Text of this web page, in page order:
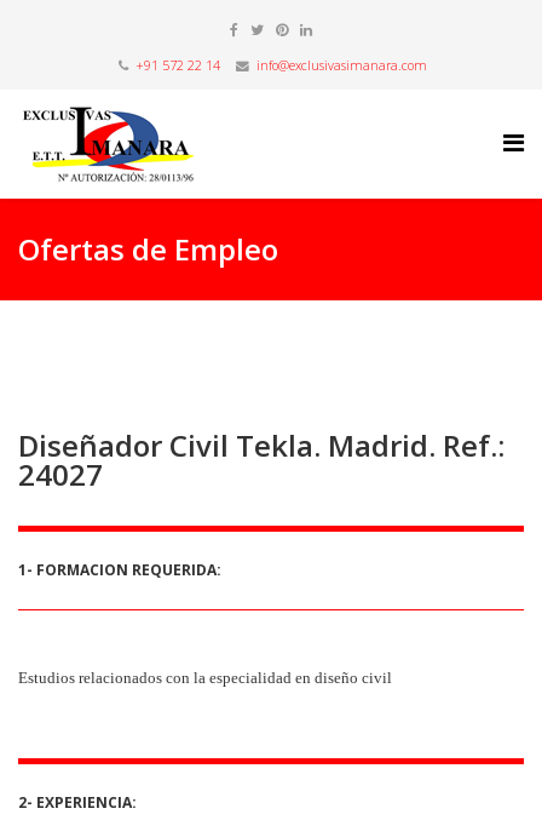
+91 572 22 14 info@exclusivasimanara.com
Ofertas de Empleo
Diseñador Civil Tekla. Madrid. Ref.:
24027
1- FORMACION REQUERIDA:
Estudios relacionados con la especialidad en diseño civil
2- EXPERIENCIA: